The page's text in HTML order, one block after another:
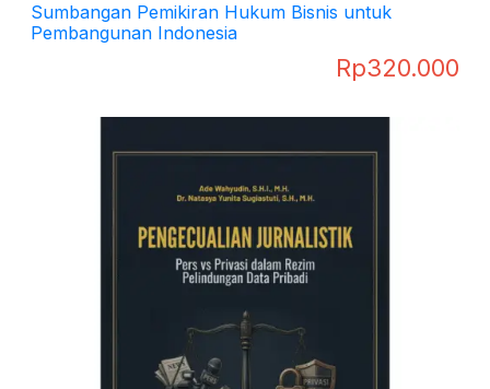
Sumbangan Pemikiran Hukum Bisnis untuk
Pembangunan Indonesia
Rp320.000